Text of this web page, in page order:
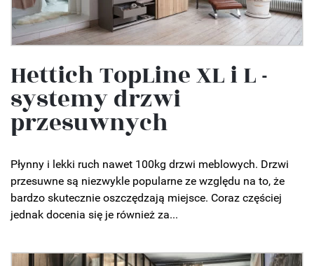
Hettich TopLine XL i L -
systemy drzwi
przesuwnych
Płynny i lekki ruch nawet 100kg drzwi meblowych. Drzwi
przesuwne są niezwykle popularne ze względu na to, że
bardzo skutecznie oszczędzają miejsce. Coraz częściej
jednak docenia się je również za...